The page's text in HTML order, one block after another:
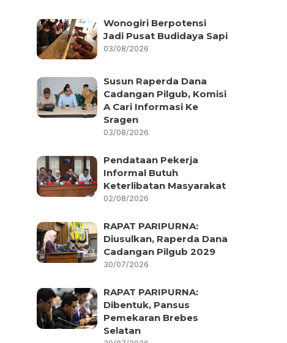
Wonogiri Berpotensi
Jadi Pusat Budidaya Sapi
03/08/2026
Susun Raperda Dana
Cadangan Pilgub, Komisi
A Cari Informasi Ke
Sragen
03/08/2026
Pendataan Pekerja
Informal Butuh
Keterlibatan Masyarakat
02/08/2026
RAPAT PARIPURNA:
Diusulkan, Raperda Dana
Cadangan Pilgub 2029
30/07/2026
RAPAT PARIPURNA:
Dibentuk, Pansus
Pemekaran Brebes
Selatan